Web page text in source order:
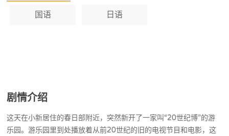
国语 日语
剧情介绍
这天在小新居住的春日部附近，突然新开了一家叫“20世纪博”的游
乐园。游乐园里到处播放着从前20世纪的旧的电视节目和电影，这